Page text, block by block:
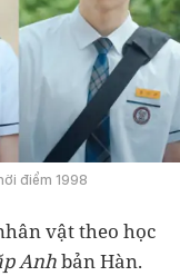
điểm 1998
vật theo học
Anhbản Hàn.